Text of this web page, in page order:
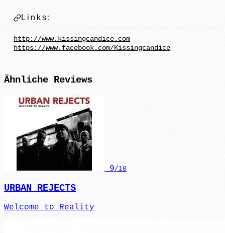
Links:
http://www.kissingcandice.com
https://www.facebook.com/Kissingcandice
Ähnliche Reviews
9/10
URBAN REJECTS
Welcome to Reality